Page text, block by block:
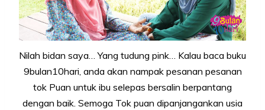
Nilah bidan saya… Yang tudung pink… Kalau baca buku
9bulan10hari, anda akan nampak pesanan pesanan
tok Puan untuk ibu selepas bersalin berpantang
dengan baik. Semoga Tok puan dipanjangankan usia